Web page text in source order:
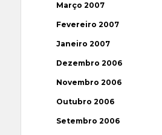
Março 2007
Fevereiro 2007
Janeiro 2007
Dezembro 2006
Novembro 2006
Outubro 2006
Setembro 2006